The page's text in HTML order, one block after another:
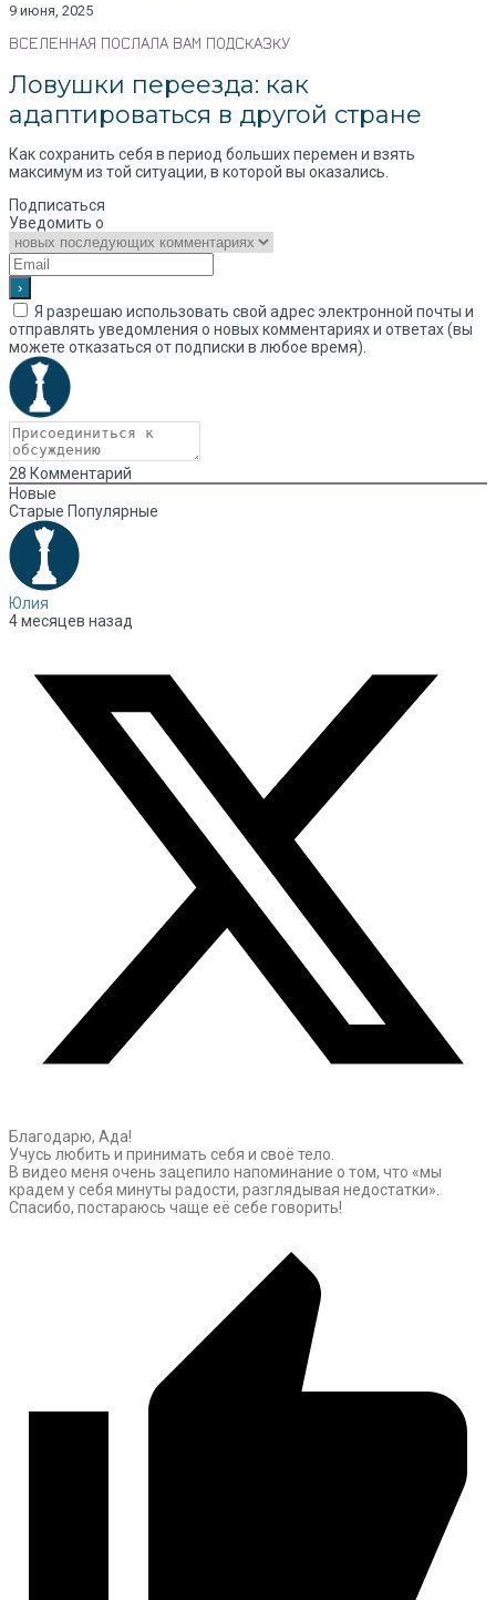
9 июня, 2025
ВСЕЛЕННАЯ ПОСЛАЛА ВАМ ПОДСКАЗКУ
Ловушки переезда: как
адаптироваться в другой стране
Как сохранить себя в период больших перемен и взять
максимум из той ситуации, в которой вы оказались.
Подписаться
Уведомить о
Я разрешаю использовать свой адрес электронной почты и
отправлять уведомления о новых комментариях и ответах (вы
можете отказаться от подписки в любое время).
28 Комментарий
Новые
Старые Популярные
Юлия
4 месяцев назад
Благодарю, Ада!
Учусь любить и принимать себя и своё тело.
В видео меня очень зацепило напоминание о том, что «мы
крадем у себя минуты радости, разглядывая недостатки».
Спасибо, постараюсь чаще её себе говорить!